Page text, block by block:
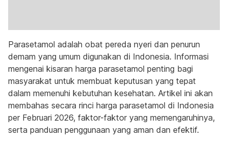
Parasetamol adalah obat pereda nyeri dan penurun
demam yang umum digunakan di Indonesia. Informasi
mengenai kisaran harga parasetamol penting bagi
masyarakat untuk membuat keputusan yang tepat
dalam memenuhi kebutuhan kesehatan. Artikel ini akan
membahas secara rinci harga parasetamol di Indonesia
per Februari 2026, faktor-faktor yang memengaruhinya,
serta panduan penggunaan yang aman dan efektif.